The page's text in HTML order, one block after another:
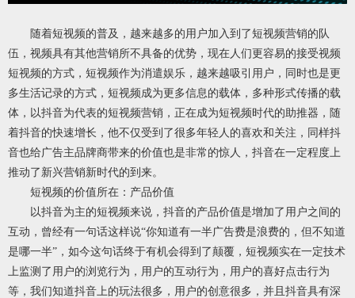
随着短视频的普及，越来越多的用户加入到了短视频营销的队
伍，视频具有其他营销所不具备的优势，现在人们更容易的接受视频
短视频的方式，短视频作为消遣娱乐，越来越吸引用户，同时也是更
多生活记录的方式，短视频成为更多信息的载体，多种形式传播的载
体，以抖音为代表的短视频营销，正在成为短视频时代的助推器，随
着抖音的快速增长，他不仅受到了很多年轻人的喜欢和关注，同样抖
音也给广告主品牌商带来的价值也是非常的惊人，抖音在一定程度上
推动了新兴营销新时代的到来。
短视频的价值所在：产品价值
以抖音为主的短视频来说，抖音的产品价值是增加了用户之间的
互动，曾经有一句话这样说“你知道有一半广告费是浪费的，但不知道
是哪一半”，如今这句话终于有机会得到了颠覆，短视频实在一定技术
上监测了用户的浏览行为，用户的互动行为，用户的喜好点击行为
等，我们知道抖音上的玩法很多，用户的创意很多，并且抖音具有深